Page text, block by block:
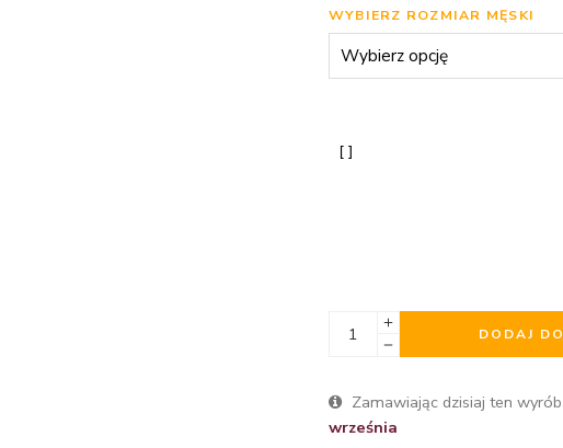
WYBIERZ ROZMIAR MĘSKI
DODAJ
Zamawiając dzisiaj ten
września